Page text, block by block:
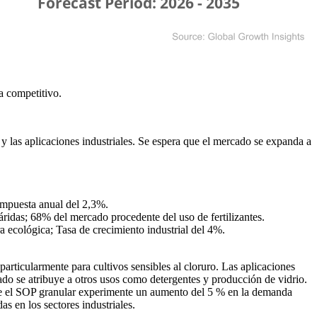
competitivo.
aplicaciones industriales. Se espera que el mercado se expanda a
anual del 2,3%.
68% del mercado procedente del uso de fertilizantes.
ecológica; Tasa de crecimiento industrial del 4%.
para cultivos sensibles al cloruro. Las aplicaciones
se atribuye a otros usos como detergentes y producción de vidrio.
SOP granular experimente un aumento del 5 % en la demanda
en los sectores industriales.